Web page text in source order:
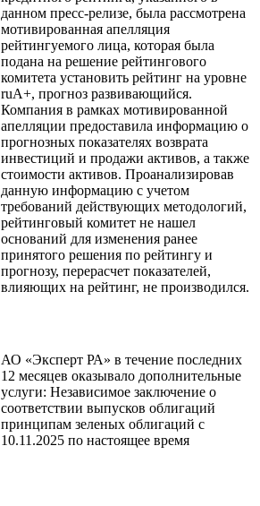
данном пресс-релизе, была рассмотрена
мотивированная апелляция
рейтингуемого лица, которая была
подана на решение рейтингового
комитета установить рейтинг на уровне
ruA+, прогноз развивающийся.
Компания в рамках мотивированной
апелляции предоставила информацию о
прогнозных показателях возврата
инвестиций и продажи активов, а также
стоимости активов. Проанализировав
данную информацию с учетом
требований действующих методологий,
рейтинговый комитет не нашел
оснований для изменения ранее
принятого решения по рейтингу и
прогнозу, перерасчет показателей,
влияющих на рейтинг, не производился.
АО «Эксперт РА» в течение последних
12 месяцев оказывало дополнительные
услуги: Независимое заключение о
соответствии выпусков облигаций
принципам зеленых облигаций с
10.11.2025 по настоящее время